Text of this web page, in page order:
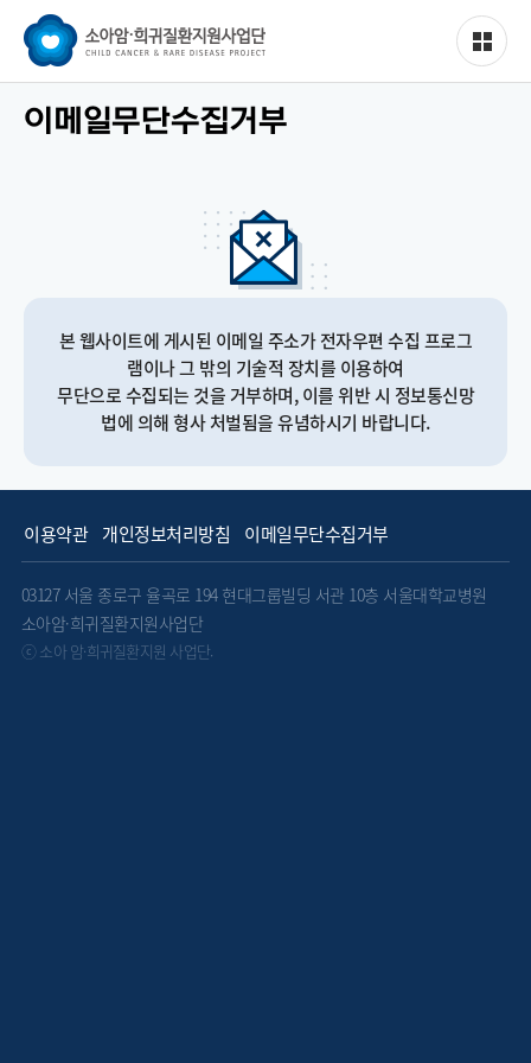
이용약관 개인정보처리방침 이메일무단수집거부
03127 서울 종로구 율곡로 194 현대그룹빌딩 서관 10층 서울대학교병원
소아암·희귀질환지원사업단
ⓒ 소아 암·희귀질환지원 사업단.
이메일무단수집거부
본 웹사이트에 게시된 이메일 주소가 전자우편 수집 프로그
램이나 그 밖의 기술적 장치를 이용하여
무단으로 수집되는 것을 거부하며, 이를 위반 시 정보통신망
법에 의해 형사 처벌됨을 유념하시기 바랍니다.